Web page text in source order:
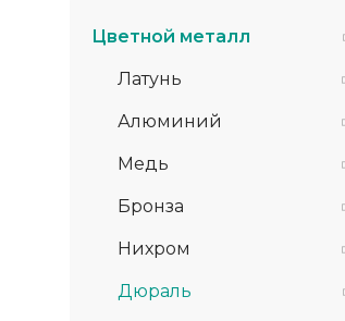
Цветной металл
Латунь
Алюминий
Медь
Бронза
Нихром
Дюраль